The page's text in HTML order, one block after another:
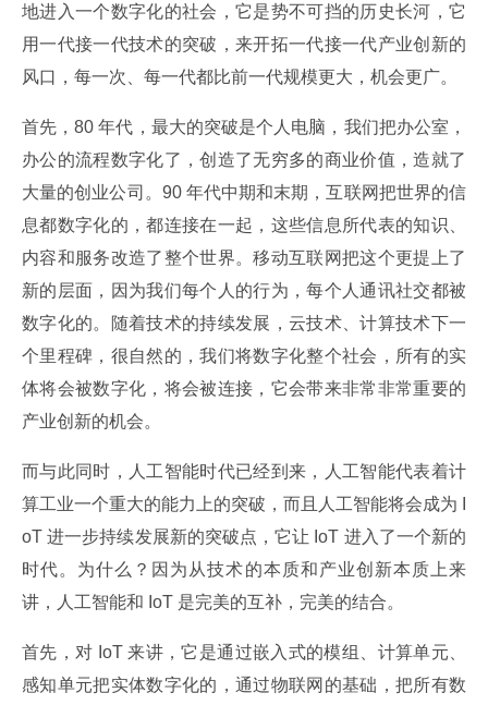
地进入一个数字化的社会，它是势不可挡的历史长河，它
用一代接一代技术的突破，来开拓一代接一代产业创新的
风口，每一次、每一代都比前一代规模更大，机会更广。
首先，80 年代，最大的突破是个人电脑，我们把办公室，
办公的流程数字化了，创造了无穷多的商业价值，造就了
大量的创业公司。90 年代中期和末期，互联网把世界的信
息都数字化的，都连接在一起，这些信息所代表的知识、
内容和服务改造了整个世界。移动互联网把这个更提上了
新的层面，因为我们每个人的行为，每个人通讯社交都被
数字化的。随着技术的持续发展，云技术、计算技术下一
个里程碑，很自然的，我们将数字化整个社会，所有的实
体将会被数字化，将会被连接，它会带来非常非常重要的
产业创新的机会。
而与此同时，人工智能时代已经到来，人工智能代表着计
算工业一个重大的能力上的突破，而且人工智能将会成为 I
oT 进一步持续发展新的突破点，它让 IoT 进入了一个新的
时代。为什么？因为从技术的本质和产业创新本质上来
讲，人工智能和 IoT 是完美的互补，完美的结合。
首先，对 IoT 来讲，它是通过嵌入式的模组、计算单元、
感知单元把实体数字化的，通过物联网的基础，把所有数